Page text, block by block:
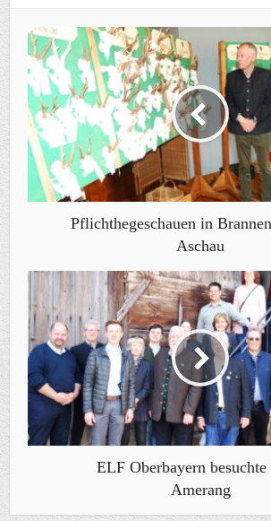
Pflichthegeschauen in
Aschau
ELF Oberbayern
Amerang